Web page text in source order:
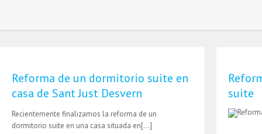
Reforma de un dormitorio suite en
casa de Sant Just Desvern
Recientemente finalizamos la reforma de un
dormitorio suite en una casa situada en[…]
suite